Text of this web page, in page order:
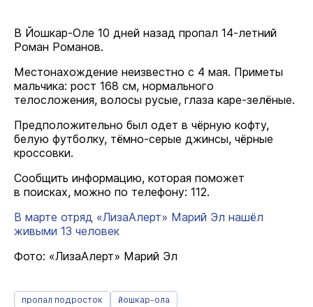
В Йошкар-Оле 10 дней назад пропал 14-летний
Роман Романов.
Местонахождение неизвестно с 4 мая. Приметы
мальчика: рост 168 см, нормального
телосложения, волосы русые, глаза каре-зелёные.
Предположительно был одет в чёрную кофту,
белую футболку, тёмно-серые джинсы, чёрные
кроссовки.
Сообщить информацию, которая поможет
в поисках, можно по телефону: 112.
В марте отряд «ЛизаАлерт» Марий Эл нашёл
живыми 13 человек
Фото: «ЛизаАлерт» Марий Эл
пропал подросток йошкар-ола